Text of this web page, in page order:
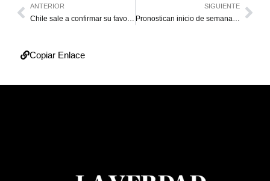
ANTERIOR
Chile sale a confirmar su favoritismo ante México
SIGUIENTE
Pronostican inicio de semana con lluvias en el Zulia
Copiar Enlace